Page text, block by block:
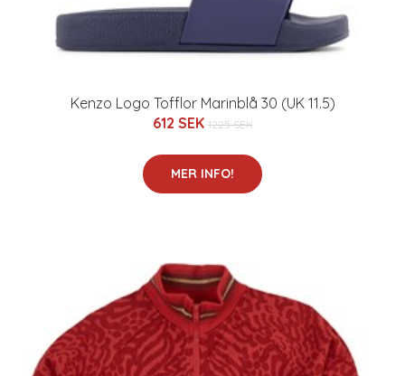
Kenzo Logo Tofflor Marinblå 30 (UK 11.5)
612 SEK 1225 SEK
MER INFO!